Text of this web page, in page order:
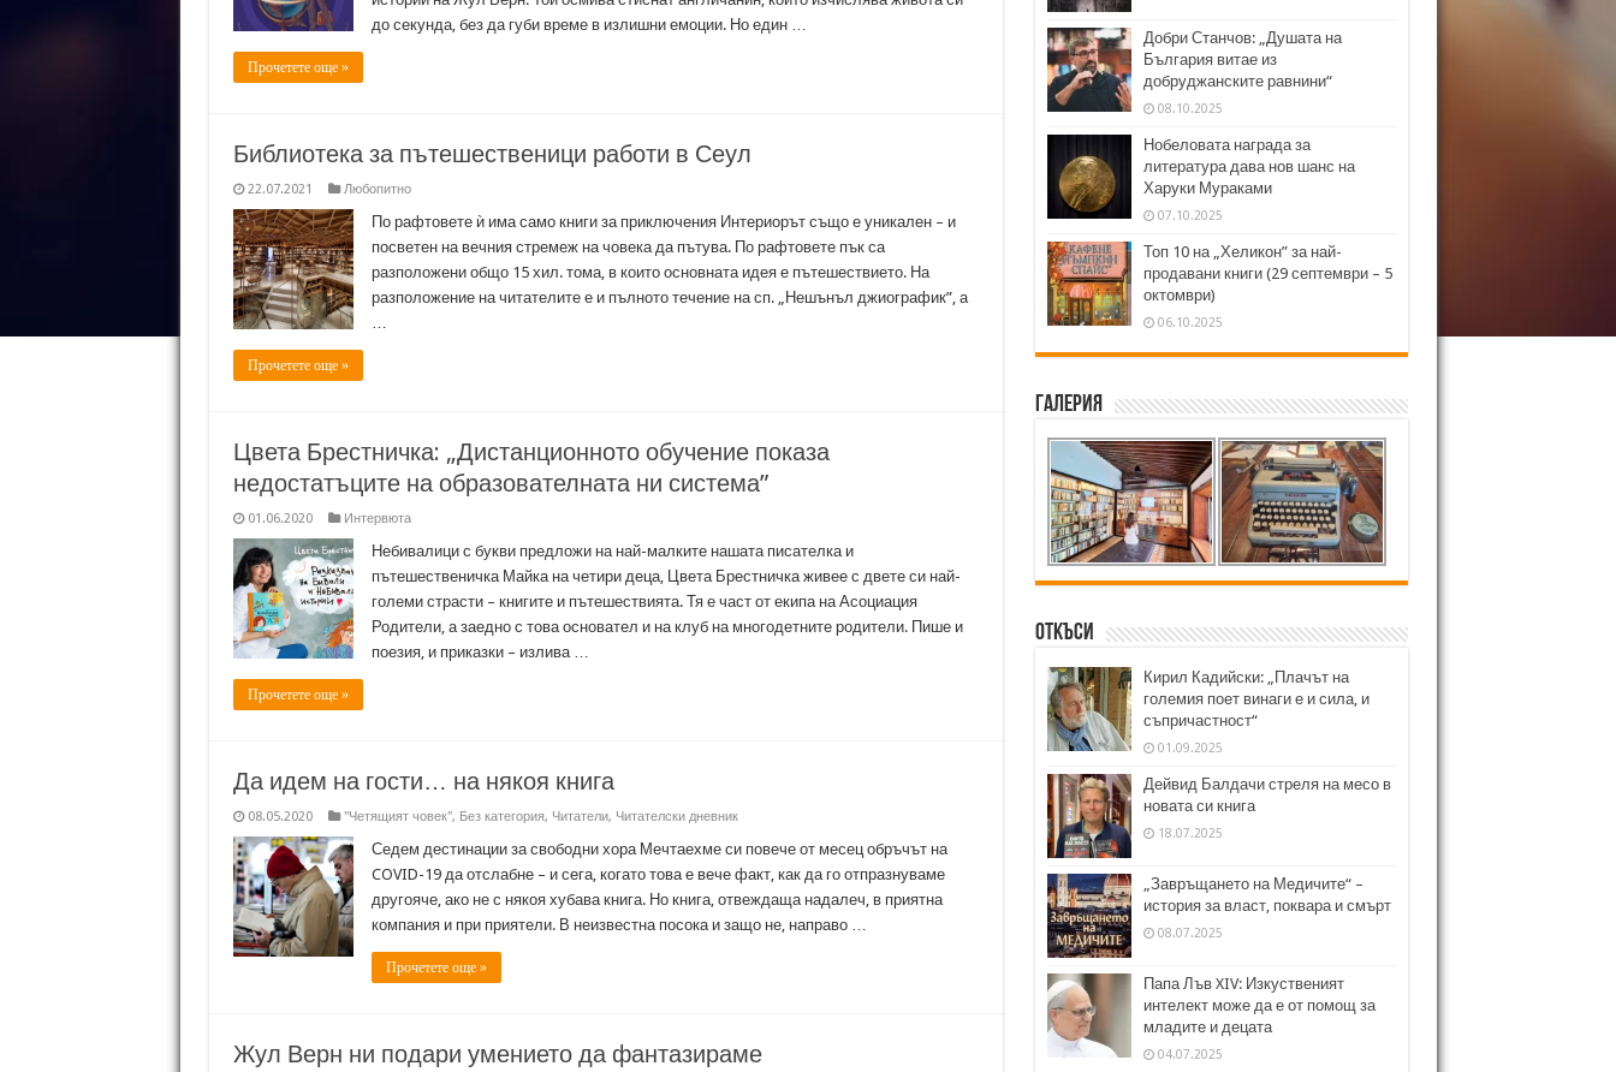
до секунда, без да губи време в излишни емоции. Но един …
Прочетете още »
Библиотека за пътешественици работи в Сеул
22.07.2021 Любопитно
По рафтовете ѝ има само книги за приключения Интериорът също е уникален – и
посветен на вечния стремеж на човека да пътува. По рафтовете пък са
разположени общо 15 хил. тома, в които основната идея е пътешествието. На
разположение на читателите е и пълното течение на сп. „Нешънъл джиографик”, а
…
Прочетете още »
Цвета Брестничка: „Дистанционното обучение показа
недостатъците на образователната ни система”
01.06.2020 Интервюта
Небивалици с букви предложи на най-малките нашата писателка и
пътешественичка Майка на четири деца, Цвета Брестничка живее с двете си най-
големи страсти – книгите и пътешествията. Тя е част от екипа на Асоциация
Родители, а заедно с това основател и на клуб на многодетните родители. Пише и
поезия, и приказки – излива …
Прочетете още »
Да идем на гости… на някоя книга
08.05.2020 "Четящият човек", Без категория, Читатели, Читателски дневник
Седем дестинации за свободни хора Мечтаехме си повече от месец обръчът на
COVID-19 да отслабне – и сега, когато това е вече факт, как да го отпразнуваме
другояче, ако не с някоя хубава книга. Но книга, отвеждаща надалеч, в приятна
компания и при приятели. В неизвестна посока и защо не, направо …
Прочетете още »
Жул Верн ни подари умението да фантазираме
Добри Станчов: „Душата на
България витае из
добруджанските равнини“
08.10.2025
Нобеловата награда за
литература дава нов шанс на
Харуки Мураками
07.10.2025
Топ 10 на „Хеликон” за най-
продавани книги (29 септември – 5
октомври)
06.10.2025
Галерия
Откъси
Кирил Кадийски: „Плачът на
големия поет винаги е и сила, и
съпричастност“
01.09.2025
Дейвид Балдачи стреля на месо в
новата си книга
18.07.2025
„Завръщането на Медичите“ –
история за власт, поквара и смърт
08.07.2025
Папа Лъв XIV: Изкуственият
интелект може да е от помощ за
младите и децата
04.07.2025